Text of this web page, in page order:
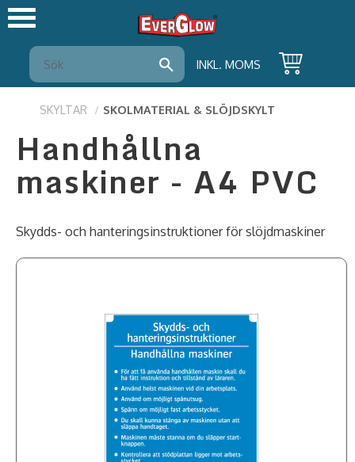
INKL. MOMS
SKYLTAR SKOLMATERIAL & SLÖJDSKYLT
Handhållna
maskiner - A4 PVC
Skydds- och hanteringsinstruktioner för slöjdmaskiner